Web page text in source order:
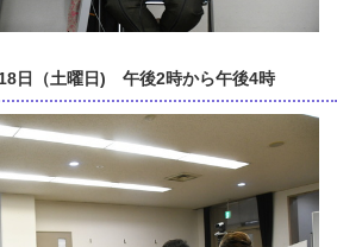
日（土曜日) 午後2時から午後4時